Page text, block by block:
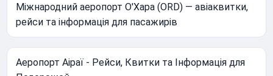
Міжнародний аеропорт О'Хара (ORD) — авіаквитки,
рейси та інформація для пасажирів
Аеропорт Аіраї - Рейси, Квитки та Інформація для